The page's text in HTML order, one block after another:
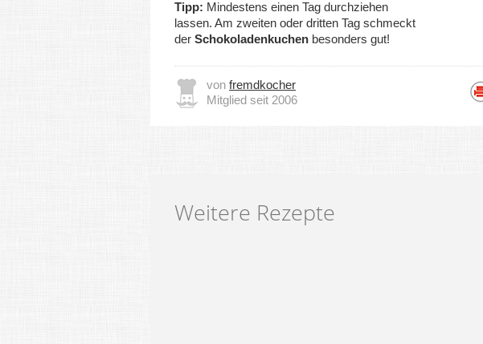
Tipp: Mindestens einen Tag durchziehen
lassen. Am zweiten oder dritten Tag schmeckt
der Schokoladenkuchen besonders gut!
von fremdkocher
Mitglied seit 2006
Weitere Rezepte